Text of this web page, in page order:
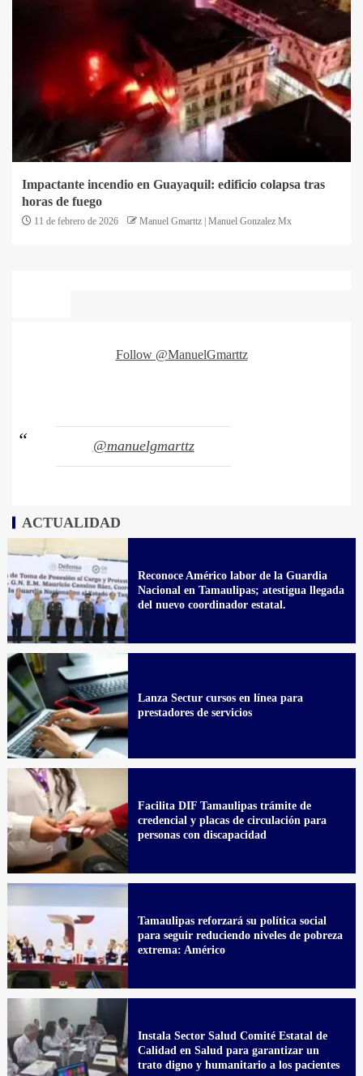
Impactante incendio en Guayaquil: edificio colapsa tras
horas de fuego
11 de febrero de 2026 Manuel Gmarttz | Manuel Gonzalez Mx
Follow @ManuelGmarttz
@manuelgmarttz
ACTUALIDAD
Reconoce Américo labor de la Guardia
Nacional en Tamaulipas; atestigua llegada
del nuevo coordinador estatal.
Lanza Sectur cursos en línea para
prestadores de servicios
Facilita DIF Tamaulipas trámite de
credencial y placas de circulación para
personas con discapacidad
Tamaulipas reforzará su política social
para seguir reduciendo niveles de pobreza
extrema: Américo
Instala Sector Salud Comité Estatal de
Calidad en Salud para garantizar un
trato digno y humanitario a los pacientes